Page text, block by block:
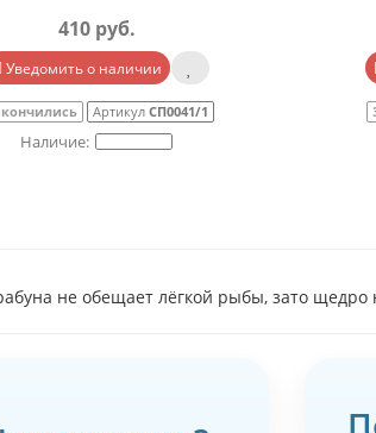
410 руб.
Уведомить о наличии
Артикул СП0041/1
не обещает лёгкой рыбы, зато